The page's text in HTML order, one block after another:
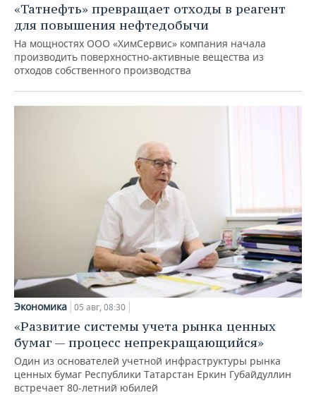
«Татнефть» превращает отходы в реагент
для повышения нефтедобычи
На мощностях ООО «ХимСервис» компания начала
производить поверхностно-активные вещества из
отходов собственного производства
Экономика 05 авг, 08:30
«Развитие системы учета рынка ценных
бумаг — процесс непрекращающийся»
Один из основателей учетной инфраструктуры рынка
ценных бумаг Республики Татарстан Еркин Губайдуллин
встречает 80-летний юбилей